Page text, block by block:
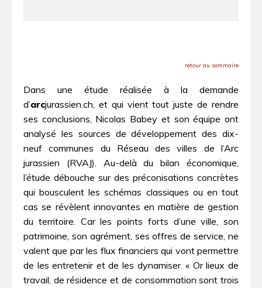
retour au sommaire
Dans une étude réalisée à la demande
d’arcjurassien.ch, et qui vient tout juste de rendre
ses conclusions, Nicolas Babey et son équipe ont
analysé les sources de développement des dix-
neuf communes du Réseau des villes de l’Arc
jurassien (RVAJ). Au-delà du bilan économique,
l’étude débouche sur des préconisations concrètes
qui bousculent les schémas classiques ou en tout
cas se révèlent innovantes en matière de gestion
du territoire. Car les points forts d’une ville, son
patrimoine, son agrément, ses offres de service, ne
valent que par les flux financiers qui vont permettre
de les entretenir et de les dynamiser. « Or lieux de
travail, de résidence et de consommation sont trois